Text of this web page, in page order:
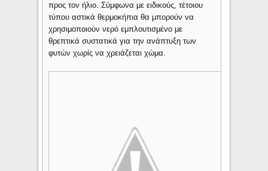
προς τον ήλιο. Σύμφωνα με ειδικούς, τέτοιου
τύπου αστικά θερμοκήπια θα μπορούν να
χρησιμοποιούν νερό εμπλουτισμένο με
θρεπτικά συστατικά για την ανάπτυξη των
φυτών χωρίς να χρειάζεται χώμα.